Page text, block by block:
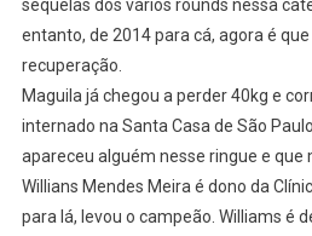
sequelas dos vários rounds nessa
entanto, de 2014 para cá, agora é
recuperação.
Maguila já chegou a perder 40kg e
internado na Santa Casa de São
apareceu alguém nesse ringue e que
Willians Mendes Meira é dono da
para lá, levou o campeão. Williams é